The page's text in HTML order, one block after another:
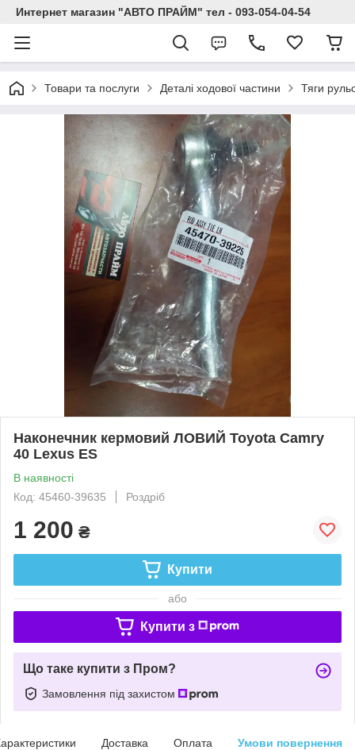
Интернет магазин "АВТО ПРАЙМ" тел - 093-054-04-54
Товари та послуги Деталі ходової частини Тяги
Наконечник кермовий ЛОВИЙ Toyota Camry
40 Lexus ES
В наявності
Код: 45460-39635
Роздріб
1 200 ₴
Купити
або
Купити з
Що таке купити з Пром?
Замовлення під захистом
Доставка Оплата Умови повернення